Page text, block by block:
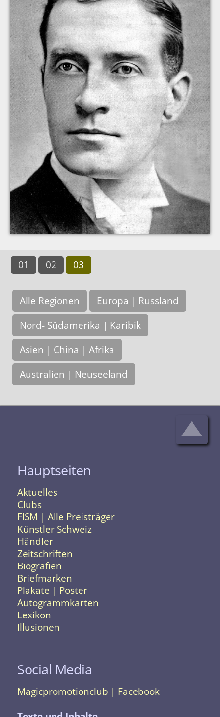
01 02 03
Alle Regionen
Europa | Russland
Nord- Südamerika | Karibik
Asien | China | Afrika
Australien | Neuseeland
Hauptseiten
Aktuelles
Clubs
FISM | Alle Preisträger
Künstler Schweiz
Händler
Zeitschriften
Biografien
Briefmarken
Plakate | Poster
Autogrammkarten
Lexikon
Illusionen
Social Media
Magicpromotionclub | Facebook